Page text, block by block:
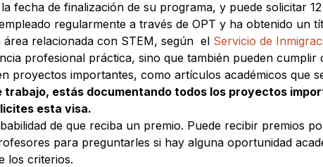
la fecha de finalización de su programa, y puede solicitar
regularmente a través de OPT y ha obtenido un
relacionada con STEM, según el Servicio de
profesional práctica, sino que también pueden
proyectos importantes, como artículos académicos que
estás documentando todos los proyectos
esta visa.
de que reciba un premio. Puede recibir premios
para preguntarles si hay alguna oportunidad
los criterios.